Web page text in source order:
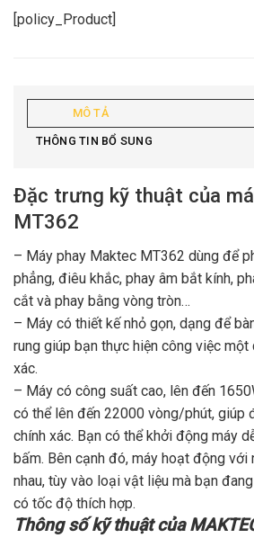
[policy_Product]
MÔ TẢ
THÔNG TIN BỔ SUNG
Đặc trưng kỹ thuật của
MT362
– Máy phay Maktec MT362 dùng để
phẳng, điêu khắc, phay âm bắt kính,
cắt và phay bằng vòng tròn…
– Máy có thiết kế nhỏ gọn, dạng để
rung giúp bạn thực hiện công việc một
xác.
– Máy có công suất cao, lên đến
có thể lên đến 22000 vòng/phút, giúp
chính xác. Bạn có thể khởi động máy
bấm. Bên cạnh đó, máy hoạt động với
nhau, tùy vào loại vật liệu mà bạn
có tốc độ thích hợp.
Thông số kỹ thuật của